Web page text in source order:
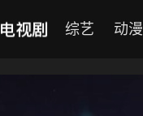
电视剧 综艺 动漫